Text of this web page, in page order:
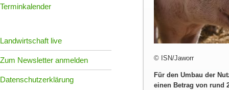
Terminkalender
Landwirtschaft live
Zum Newsletter anmelden
Datenschutzerklärung
© ISN/Jaworr
Für den Umbau der
einen Betrag von rund